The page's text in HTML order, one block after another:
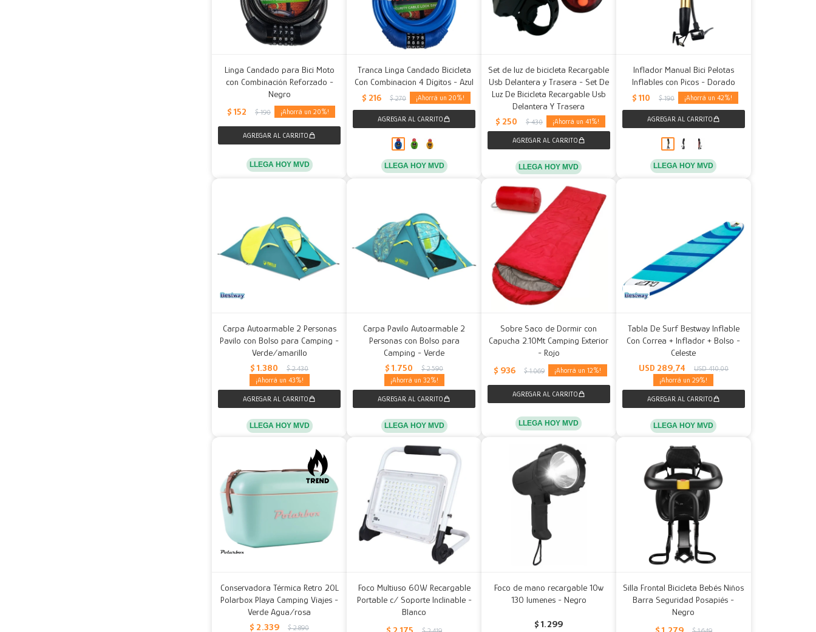
Linga Candado para Bici Moto
con Combinación Reforzado -
Negro
$ 152 $ 190 20
LLEGA HOY MVD
Tranca Linga Candado Bicicleta
Con Combinacion 4 Dígitos - Azul
$ 216 $ 270 20
LLEGA HOY MVD
Set de luz de bicicleta Recargable
Usb Delantera y Trasera - Set De
Luz De Bicicleta Recargable Usb
Delantera Y Trasera
$ 250 $ 430 41
LLEGA HOY MVD
Inflador Manual Bici Pelotas
Inflables con Picos - Dorado
$ 110 $ 190 42
LLEGA HOY MVD
Carpa Autoarmable 2 Personas
Pavilo con Bolso para Camping -
Verde/amarillo
$ 1.380 $ 2.430
43
LLEGA HOY MVD
Carpa Pavilo Autoarmable 2
Personas con Bolso para
Camping - Verde
$ 1.750 $ 2.590
32
LLEGA HOY MVD
Sobre Saco de Dormir con
Capucha 2.10Mt Camping Exterior
- Rojo
$ 936 $ 1.069 12
LLEGA HOY MVD
Tabla De Surf Bestway Inflable
Con Correa + Inflador + Bolso -
Celeste
USD 289,74 USD 410,00
29
LLEGA HOY MVD
Conservadora Térmica Retro 20L
Polarbox Playa Camping Viajes -
Verde Agua/rosa
$ 2.339 $ 2.890
Foco Multiuso 60W Recargable
Portable c/ Soporte Inclinable -
Blanco
Foco de mano recargable 10w
130 lumenes - Negro
$ 1.299
Silla Frontal Bicicleta Bebés Niños
Barra Seguridad Posapiés -
Negro